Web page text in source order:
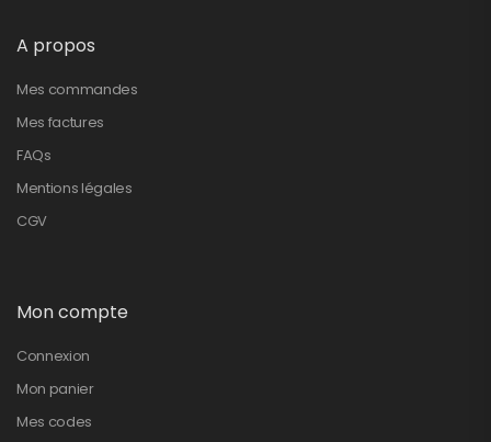
A propos
Mes commandes
Mes factures
FAQs
Mentions légales
CGV
Mon compte
Connexion
Mon panier
Mes codes